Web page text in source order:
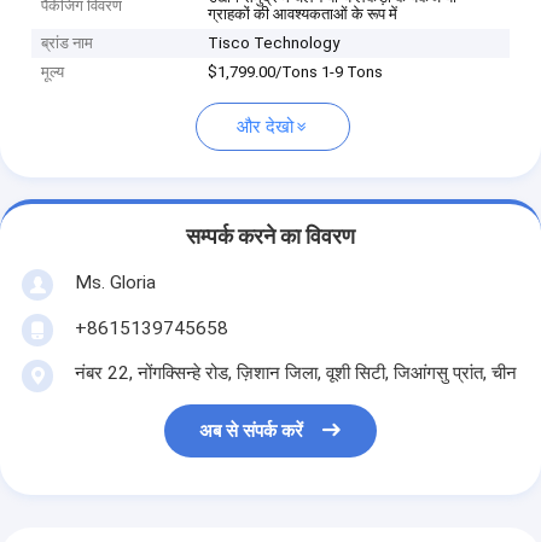
पैकेजिंग विवरण
ग्राहकों की आवश्यकताओं के रूप में
ब्रांड नाम
Tisco Technology
मूल्य
$1,799.00/Tons 1-9 Tons
और देखो
सम्पर्क करने का विवरण
Ms. Gloria
+8615139745658
नंबर 22, नोंगक्सिन्हे रोड, ज़िशान जिला, वूशी सिटी, जिआंगसु प्रांत, चीन
अब से संपर्क करें